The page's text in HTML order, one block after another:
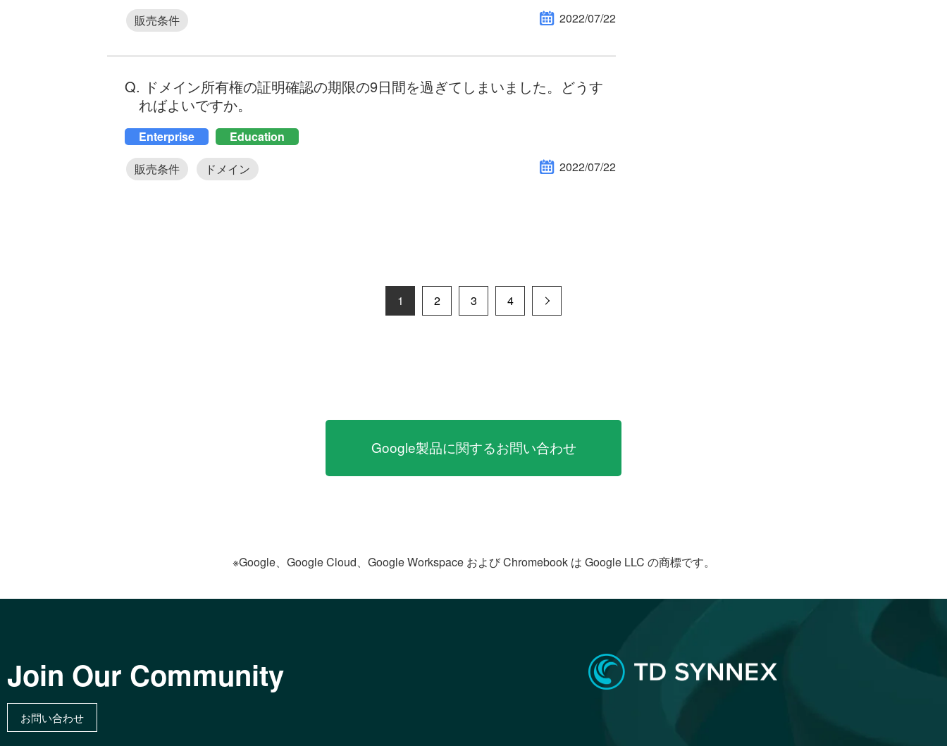
販売条件
2022/07/22
Q. ドメイン所有権の証明確認の期限の9日間を過ぎてしまいました。どうす
ればよいですか。
Enterprise
Education
販売条件
ドメイン 2022/07/22
1 2 3 4
Google製品に関するお問い合わせ
※Google、Google Cloud、Google Workspace および Chromebook は Google LLC の商標です。
Join Our Community
お問い合わせ